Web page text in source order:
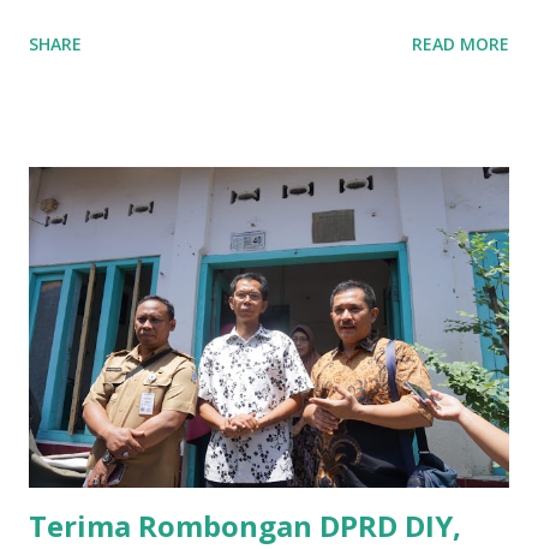
UMKM di Jatim. Namun Chusainuddin,S.Sos Anggota Komisi
yang sebenarnya ada dana pinjaman lunak untuk mereka. "
Ketika saya menjalankan Reses di Blitar,Kediri dan
Tulungagung , banyak masyarakat sana tak mengetahui ada
dana pinjaman lunak di Bank UMKM untuk para pelaku
UMKM, karena sebenarnya jika Pemprov serius
memberikan sosialisasi sampai ke tingkat desa,maka saya
yakin masyarakat sangat senang sekali," ucap pria yang
akrab dipanggil Gus Udin tersebut. Apalagi menyambut
MEA, seharusnya pelaku UMKM sudah mengerti kalau ada
dana pinjaman unt...
SHARE READ MORE
Terima Rombongan DPRD DIY,